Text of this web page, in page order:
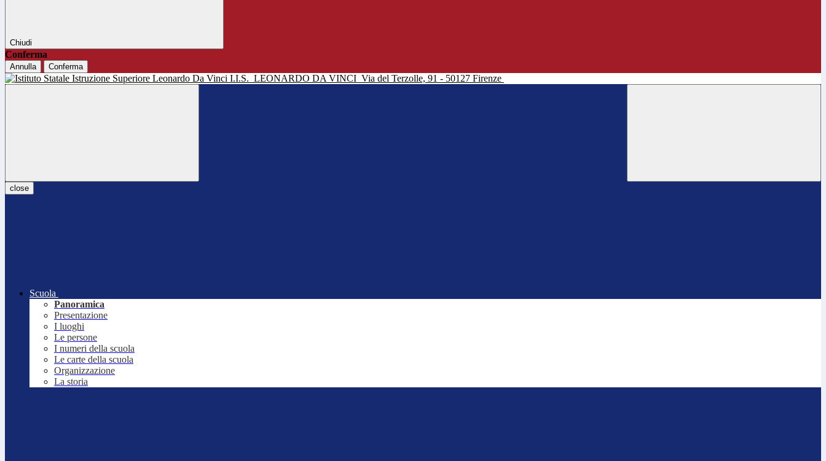
Chiudi
Conferma
Annulla Conferma
I.I.S. LEONARDO DA VINCI Via del Terzolle, 91 - 50127 Firenze
close
Scuola
Panoramica
Presentazione
I luoghi
Le persone
I numeri della scuola
Le carte della scuola
Organizzazione
La storia